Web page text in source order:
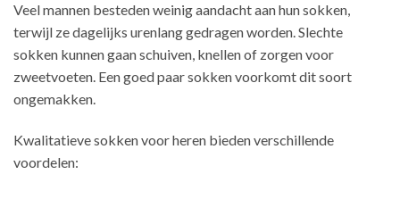
Veel mannen besteden weinig aandacht aan hun sokken,
terwijl ze dagelijks urenlang gedragen worden. Slechte
sokken kunnen gaan schuiven, knellen of zorgen voor
zweetvoeten. Een goed paar sokken voorkomt dit soort
ongemakken.
Kwalitatieve sokken voor heren bieden verschillende
voordelen: